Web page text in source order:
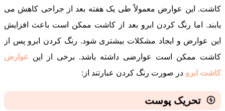
کاشت. این عوارض معمولاً طی یک هفته بعد از جراحی کاهش می
‌یابند. اما رنگ کردن ابرو بعد از کاشت ممکن است باعث افزایش
این عوارض و ایجاد مشکلات بیشتری شود. رنگ کردن ابرو پس از
کاشت ممکن است عوارضی داشته باشد. برخی از این عوارض
کاشت ابرو در صورت رنگ کردن عبارتند از:
تحریک پوست